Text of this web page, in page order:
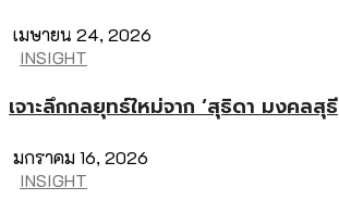
เมษายน 24, 2026
INSIGHT
เจาะลึกกลยุทธ์ใหม่จาก ‘สุธิดา มงคลสุธี
มกราคม 16, 2026
INSIGHT